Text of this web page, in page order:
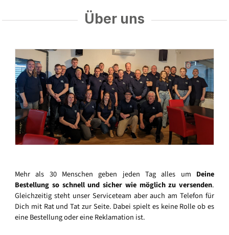
Über uns
Mehr als 30 Menschen geben jeden Tag alles um Deine
Bestellung so schnell und sicher wie möglich zu versenden.
Gleichzeitig steht unser Serviceteam aber auch am Telefon für
Dich mit Rat und Tat zur Seite. Dabei spielt es keine Rolle ob es
eine Bestellung oder eine Reklamation ist.